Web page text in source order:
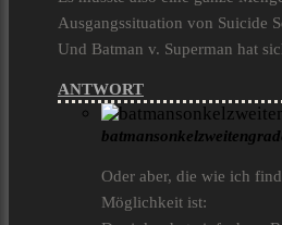
Ausgangssituation von Suicide
Und Batman v. Superman hat
ANTWORT
Oder aber, die wie ich
Möglichkeit ist: